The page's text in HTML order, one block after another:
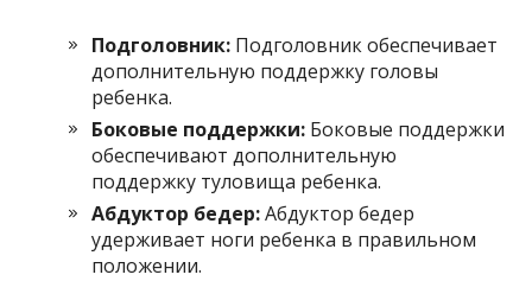
Подголовник: Подголовник обеспечивает
дополнительную поддержку головы
ребенка.
Боковые поддержки: Боковые поддержки
обеспечивают дополнительную
поддержку туловища ребенка.
Абдуктор бедер:Абдуктор бедер
удерживает ноги ребенка в правильном
положении.